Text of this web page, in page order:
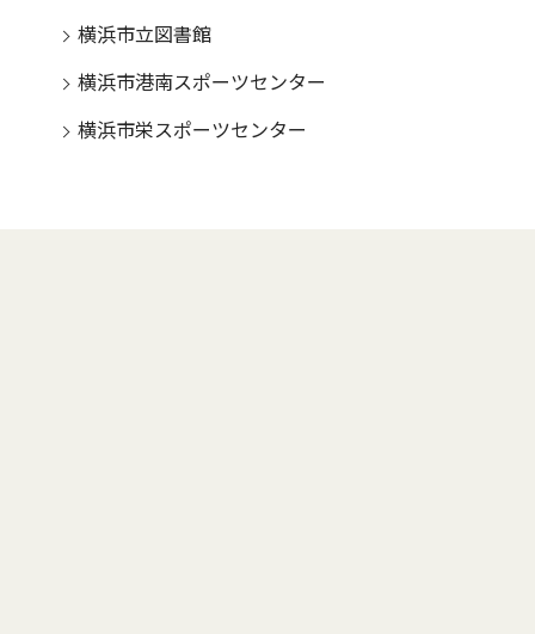
横浜市立図書館
横浜市港南スポーツセンター
横浜市栄スポーツセンター